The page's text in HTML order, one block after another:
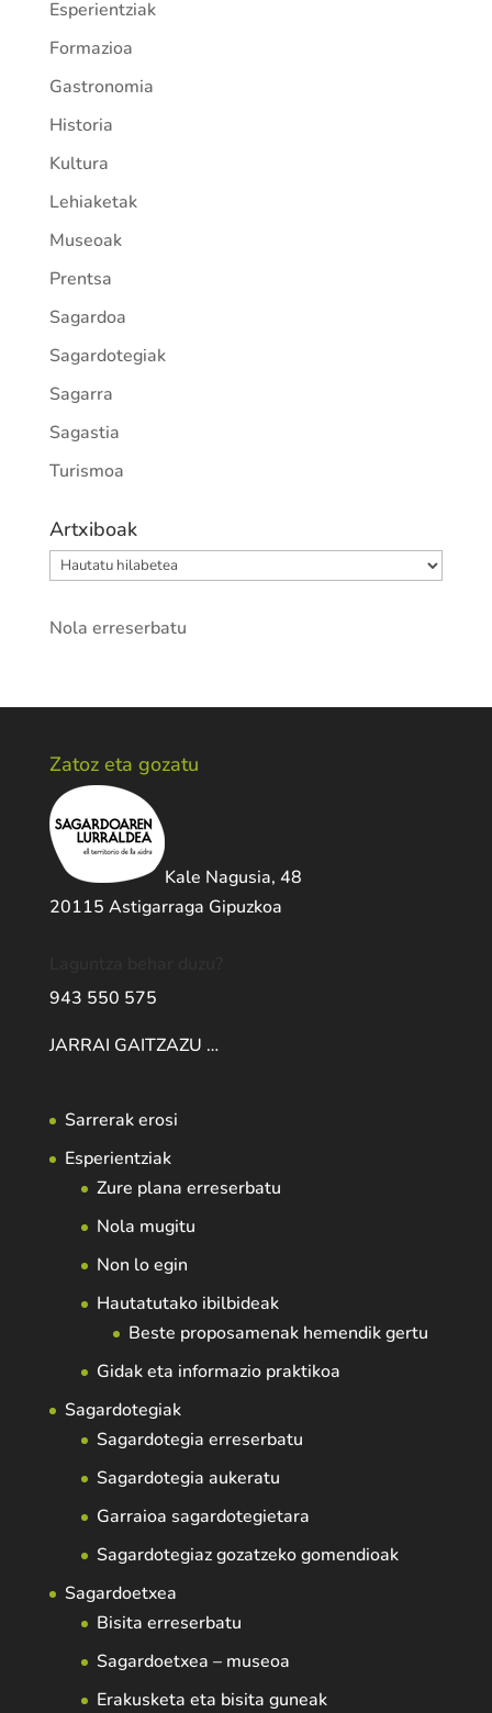
Esperientziak
Formazioa
Gastronomia
Historia
Kultura
Lehiaketak
Museoak
Prentsa
Sagardoa
Sagardotegiak
Sagarra
Sagastia
Turismoa
Artxiboak
Artxiboak
Nola erreserbatu
Zatoz eta gozatu
Kale Nagusia, 48
20115 Astigarraga Gipuzkoa
943 550 575
JARRAI GAITZAZU …
Sarrerak erosi
Esperientziak
Zure plana erreserbatu
Nola mugitu
Non lo egin
Hautatutako ibilbideak
Beste proposamenak hemendik gertu
Gidak eta informazio praktikoa
Sagardotegiak
Sagardotegia erreserbatu
Sagardotegia aukeratu
Garraioa sagardotegietara
Sagardotegiaz gozatzeko gomendioak
Sagardoetxea
Bisita erreserbatu
Sagardoetxea – museoa
Erakusketa eta bisita guneak